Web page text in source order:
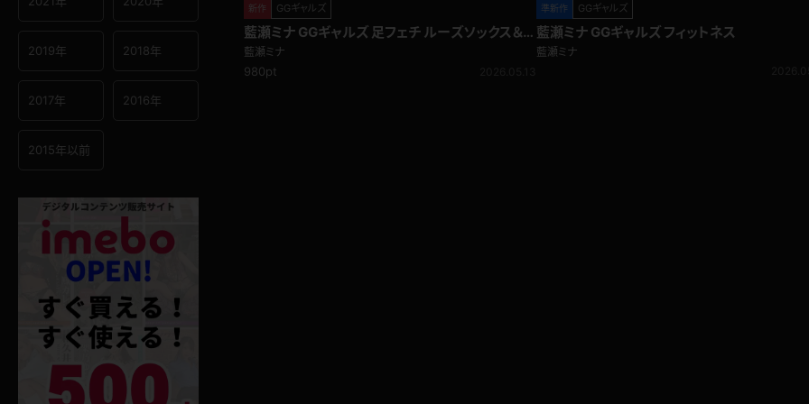
2019年 2018年
2017年 2016年
2015年以前
新作 GGギャルズ
藍瀬ミナ GGギャルズ 足フェチ ルーズソックス＆生
足で扱き上げる！
藍瀬ミナ
980pt
準新作 GGギャルズ
藍瀬ミナ GGギャルズ フィットネス
藍瀬ミナ